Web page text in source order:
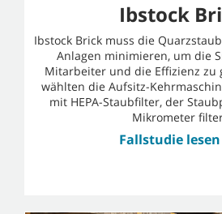
Ibstock
Ibstock Brick muss die
Anlagen minimieren, um die
Mitarbeiter und die Effizienz zu
wählten die Aufsitz-
mit HEPA-Staubfilter, der
Mikrometer
Fallstudie lesen